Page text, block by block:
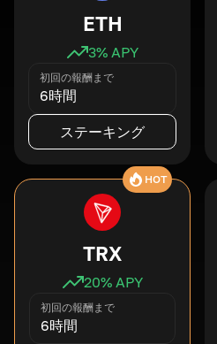
ETH
3% APY
初回の報酬まで
6時間
ステーキング
HOT
TRX
20% APY
初回の報酬まで
6時間